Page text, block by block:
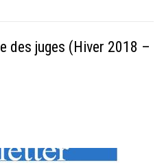
des juges (Hiver 2018 –